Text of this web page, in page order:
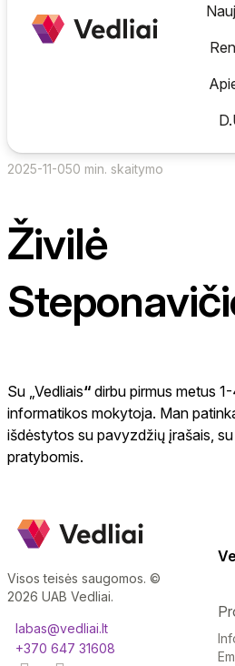
Skip
2025-11-050 min. skaitymo
Živilė
Su „Vedliais“ dirbu pirmus metus
informatikos mokytoja. Man
išdėstytos su pavyzdžių įrašais,
pratybomis.
Visos teisės saugomos. ©
2026 UAB Vedliai.
labas@vedliai.lt
+370 647 31608